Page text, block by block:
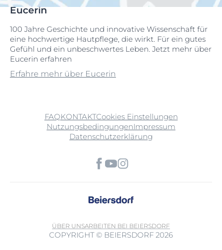
Eucerin
100 Jahre Geschichte und innovative Wissenschaft für
eine hochwertige Hautpflege, die wirkt. Für ein gutes
Gefühl und ein unbeschwertes Leben. Jetzt mehr über
Eucerin erfahren
Erfahre mehr über Eucerin
FAQKONTAKTCookies Einstellungen
NutzungsbedingungenImpressum
Datenschutzerklärung
ÜBER UNSARBEITEN BEI BEIERSDORF
COPYRIGHT © BEIERSDORF 2026